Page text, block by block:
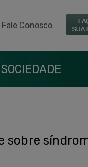
Fale Conosco
sobre